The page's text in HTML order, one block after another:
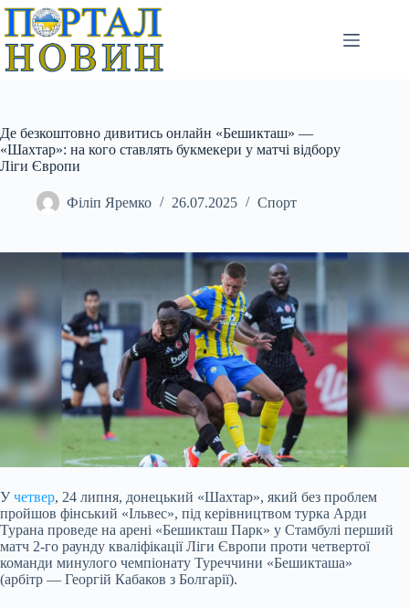
Перейти
вмісту
Де безкоштовно дивитись онлайн «Бешикташ» —
«Шахтар»: на кого ставлять букмекери у матчі відбору
Ліги Європи
Філіп Яремко 26.07.2025 Спорт
Учетвер, 24 липня, донецький «Шахтар», який без проблем
пройшов фінський «Ільвес», під керівництвом турка Арди
Турана проведе на арені «Бешикташ Парк» у Стамбулі перший
матч 2-го раунду кваліфікації Ліги Європи проти четвертої
команди минулого чемпіонату Туреччини «Бешикташа»
(арбітр — Георгій Кабаков з Болгарії).